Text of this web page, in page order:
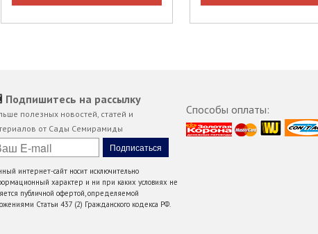
Подпишитесь на рассылку
полезных новостей, статей и
от Сады Семирамиды
интернет-сайт носит исключительно
характер и ни при каких условиях не
публичной офертой, определяемой
Статьи 437 (2) Гражданского кодекса РФ.
Способы оплаты: